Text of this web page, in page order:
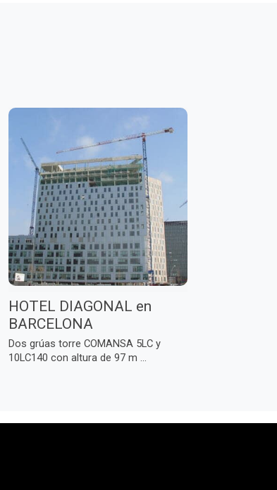
HOTEL DIAGONAL en
BARCELONA
Dos grúas torre COMANSA 5LC y
10LC140 con altura de 97 m ...